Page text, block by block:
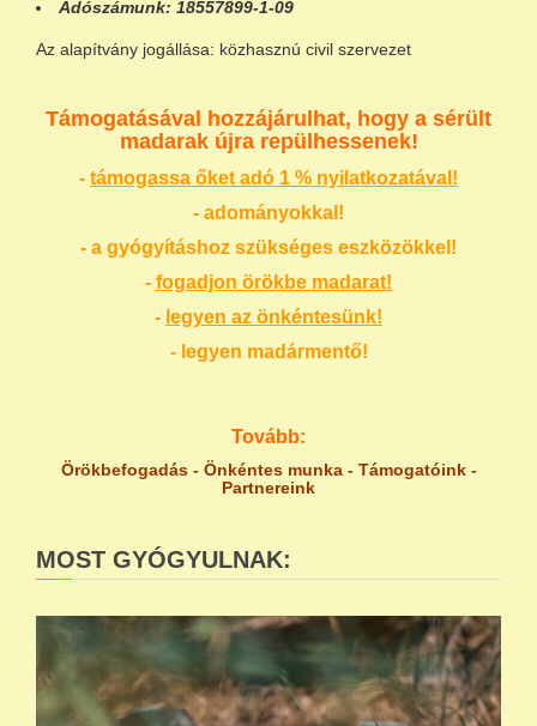
Adószámunk: 18557899-1-09
Az alapítvány jogállása: közhasznú civil szervezet
Támogatásával hozzájárulhat, hogy a sérült
madarak újra repülhessenek!
- támogassa őket adó 1 % nyilatkozatával!
- adományokkal!
- a gyógyításhoz szükséges eszközökkel!
- fogadjon örökbe madarat!
- legyen az önkéntesünk!
- legyen madármentő!
Tovább:
Örökbefogadás - Önkéntes munka- Támogatóink-
Partnereink
MOST GYÓGYULNAK: